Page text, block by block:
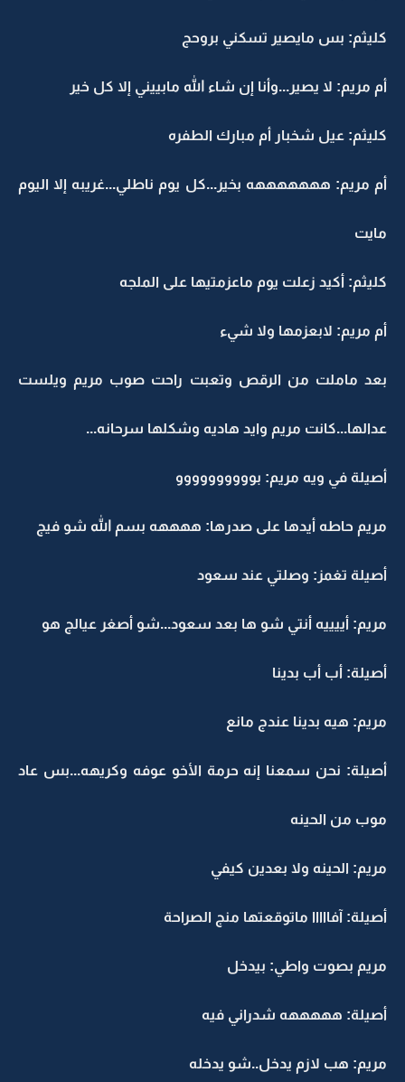
كليثم: بس مايصير تسكني بروحج
أم مريم: لا يصير...وأنا إن شاء الله مابييني إلا كل خير
كليثم: عيل شخبار أم مبارك الطفره
أم مريم: هههههههه بخير...كل يوم ناطلي...غريبه إلا اليوم
مايت
كليثم: أكيد زعلت يوم ماعزمتيها على الملجه
أم مريم: لابعزمها ولا شيء
بعد ماملت من الرقص وتعبت راحت صوب مريم ويلست
عدالها...كانت مريم وايد هاديه وشكلها سرحانه...
أصيلة في ويه مريم: بوووووووووو
مريم حاطه أيدها على صدرها: ههههه بسم الله شو فيج
أصيلة تغمز: وصلتي عند سعود
مريم: أييييه أنتي شو ها بعد سعود...شو أصغر عيالج هو
أصيلة: أب أب بدينا
مريم: هيه بدينا عندج مانع
أصيلة: نحن سمعنا إنه حرمة الأخو عوفه وكريهه...بس عاد
موب من الحينه
مريم: الحينه ولا بعدين كيفي
أصيلة: آفااااا ماتوقعتها منج الصراحة
مريم بصوت واطي: بيدخل
أصيلة: هههههه شدراني فيه
مريم: هب لازم يدخل..شو يدخله